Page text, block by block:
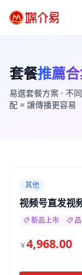
套餐推薦
易選套餐方案 · 不
配 = 讓傳播更容易
其他
视频号直发视
新品上市
￥4,968.00